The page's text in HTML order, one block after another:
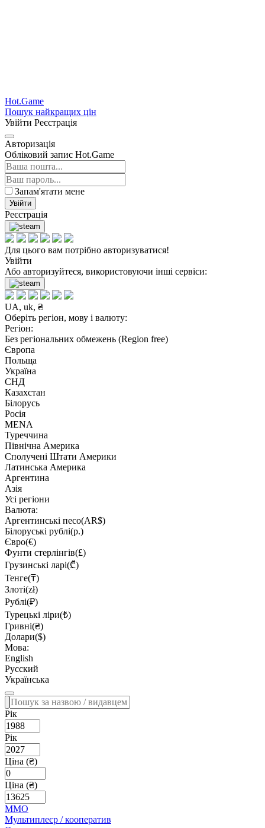
Hot.Game
Пошук найкращих цін
Увійти Реєстрація
Авторизація
Обліковий запис Hot.Game
Запам'ятати мене
Увійти
Реєстрація
Для цього вам потрібно авторизуватися!
Увійти
Або авторизуйтеся, використовуючи інші сервіси:
UA, uk, ₴
Оберіть регіон, мову і валюту:
Регіон:
Без регіональних обмежень (Region free)
Європа
Польща
Україна
СНД
Казахстан
Білорусь
Росія
MENA
Туреччина
Північна Америка
Сполучені Штати Америки
Латинська Америка
Аргентина
Азія
Усі регіони
Валюта:
Аргентинські песо(AR$)
Білоруські рублі(р.)
Євро(€)
Фунти стерлінгів(£)
Грузинські ларі(₾)
Тенге(₸)
Злоті(zł)
Рублі(₽)
Турецькі ліри(₺)
Гривні(₴)
Долари($)
Мова:
English
Русский
Українська
Рік
Рік
Ціна (₴)
Ціна (₴)
MMO
Мультиплеєр / кооператив